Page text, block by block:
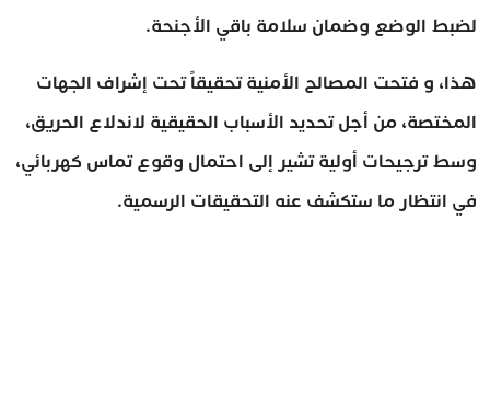
لضبط الوضع وضمان سلامة باقي الأجنحة.
هذا، و فتحت المصالح الأمنية تحقيقاً تحت إشراف الجهات
المختصة، من أجل تحديد الأسباب الحقيقية لاندلاع الحريق،
وسط ترجيحات أولية تشير إلى احتمال وقوع تماس كهربائي،
في انتظار ما ستكشف عنه التحقيقات الرسمية.